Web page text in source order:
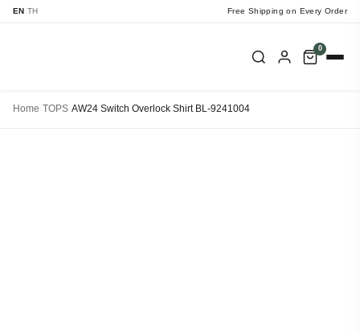
EN| TH Free Shipping on Every Order
0
Home TOPS› AW24 Switch Overlock Shirt BL-9241004